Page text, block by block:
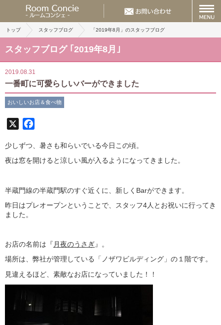
トップ スタッフブログ 「2019年8月」のスタッフブログ
スタッフブログ ｢2019年8月｣
2019.08.31
一番町に可愛らしいバーができました
おいしいお店＆食べ物
少しずつ、暑さも和らいでいる今日この頃。
夜は窓を開けると涼しい風が入るようになってきました。
半蔵門線の半蔵門駅のすぐ近くに、新しくBarができます。
昨日はプレオープンということで、スタッフ4人とお祝いに行ってき
ました。
お店の名前は『 月夜のうさぎ』。
場所は、弊社が管理している「ノザワビルディング」の１階です。
見違えるほど、素敵なお店になっていました！！